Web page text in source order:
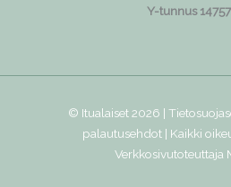
Y-tunnus
© Itualaiset 2026 |
palautusehdot | Kaikki
Verkkosivutoteuttaja